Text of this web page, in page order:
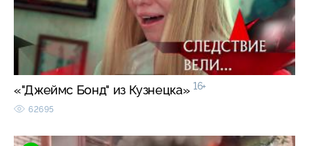
«"Джеймс Бонд" из Кузнецка» 16+
62695